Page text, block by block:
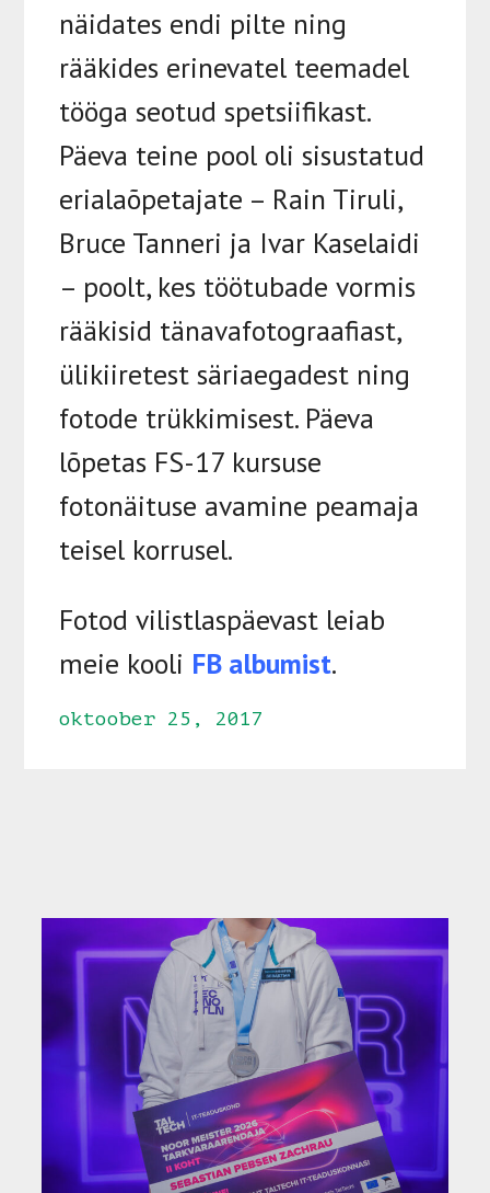
näidates endi pilte ning
rääkides erinevatel teemadel
tööga seotud spetsiifikast.
Päeva teine pool oli sisustatud
erialaõpetajate – Rain Tiruli,
Bruce Tanneri ja Ivar Kaselaidi
– poolt, kes töötubade vormis
rääkisid tänavafotograafiast,
ülikiiretest säriaegadest ning
fotode trükkimisest. Päeva
lõpetas FS-17 kursuse
fotonäituse avamine peamaja
teisel korrusel.
Fotod vilistlaspäevast leiab
meie kooli FB albumist.
oktoober 25, 2017